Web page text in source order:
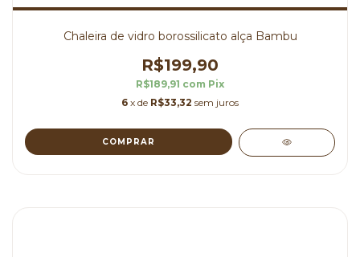
Chaleira de vidro borossilicato alça Bambu
R$199,90
R$189,91 com Pix
6 x de R$33,32 sem juros